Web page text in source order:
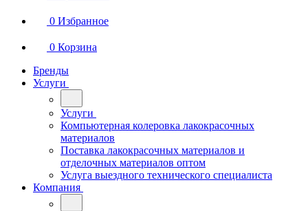
0 Избранное
0 Корзина
Бренды
Услуги
Услуги
Компьютерная колеровка лакокрасочных
материалов
Поставка лакокрасочных материалов и
отделочных материалов оптом
Услуга выездного технического специалиста
Компания